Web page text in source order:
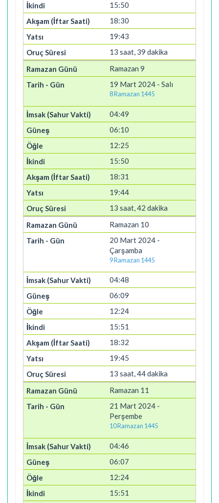
15:50
18:30
19:43
13 saat, 39 dakika
Ramazan 9
19 Mart 2024 - Salı
8 Ramazan 1445
04:49
06:10
12:25
15:50
18:31
19:44
13 saat, 42 dakika
Ramazan 10
20 Mart 2024 -
Çarşamba
9 Ramazan 1445
04:48
06:09
12:24
15:51
18:32
19:45
13 saat, 44 dakika
Ramazan 11
21 Mart 2024 -
Perşembe
10 Ramazan 1445
04:46
06:07
12:24
15:51